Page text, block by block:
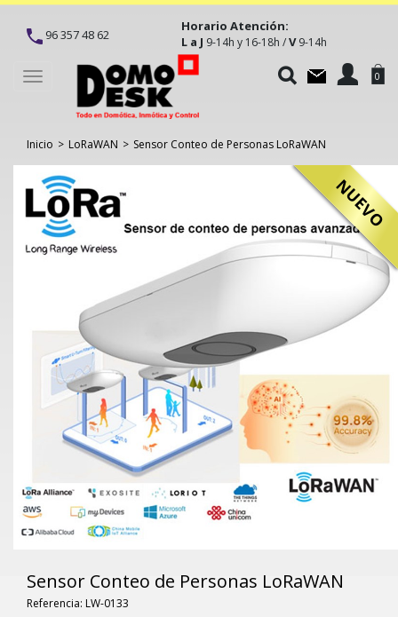
96 357 48 62
Horario Atención:
L a J 9-14h y 16-18h /V9-14h
Toggle
navigation
0
Inicio > LoRaWAN > Sensor Conteo de Personas LoRaWAN
NUEVO
Sensor Conteo de Personas LoRaWAN
Referencia: LW-0133